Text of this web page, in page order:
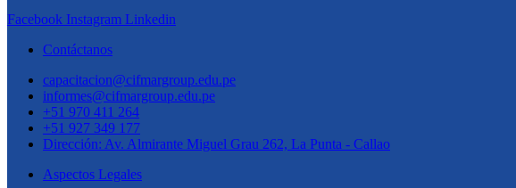
Facebook Instagram Linkedin
Contáctanos
capacitacion@cifmargroup.edu.pe
informes@cifmargroup.edu.pe
+51 970 411 264
+51 927 349 177
Dirección: Av. Almirante Miguel Grau 262, La Punta - Callao
Aspectos Legales